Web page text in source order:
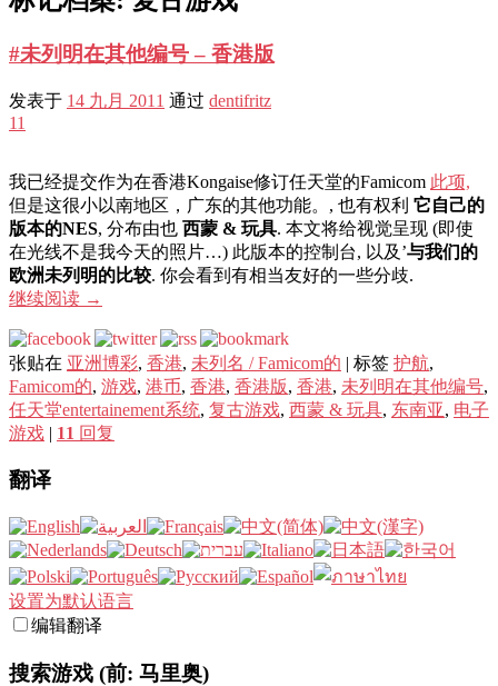
#未列明在其他编号 – 香港版
发表于 14 九月 2011 通过 dentifritz
11
我已经提交作为在香港Kongaise修订任天堂的Famicom 此项,
但是这很小以南地区，广东的其他功能。, 也有权利 它自己的
版本的NES, 分布由也 西蒙 & 玩具. 本文将给视觉呈现 (即使
在光线不是我今天的照片…) 此版本的控制台, 以及’与我们的
欧洲未列明的比较. 你会看到有相当友好的一些分歧.
继续阅读 →
张贴在 亚洲博彩, 香港, 未列名 / Famicom的 | 标签 护航,
Famicom的, 游戏, 港币, 香港, 香港版, 香港, 未列明在其他编号,
任天堂entertainement系统, 复古游戏, 西蒙 & 玩具, 东南亚, 电子
游戏 | 11 回复
翻译
设置为默认语言
编辑翻译
搜索游戏 (前: 马里奥)